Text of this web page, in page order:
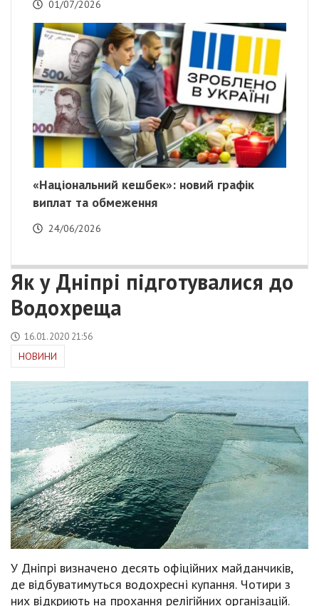
01/07/2026
«Національний кешбек»: новий графік
виплат та обмеження
24/06/2026
Як у Дніпрі підготувалися до
Водохреща
16.01.2020 21:56
НОВИНИ
У Дніпрі визначено десять офіційних майданчиків,
де відбуватимуться водохресні купання. Чотири з
них відкриють на прохання релігійних організацій.